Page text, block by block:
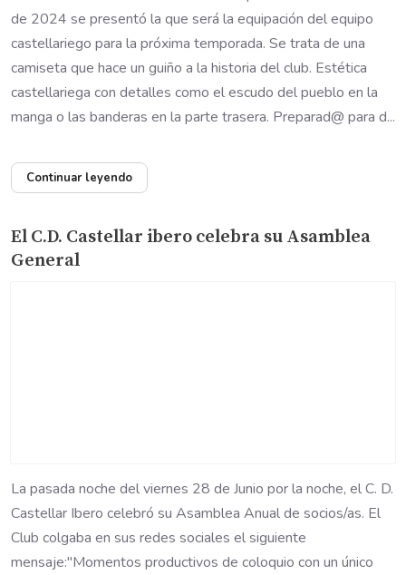
de 2024 se presentó la que será la equipación del equipo
castellariego para la próxima temporada. Se trata de una
camiseta que hace un guiño a la historia del club. Estética
castellariega con detalles como el escudo del pueblo en la
manga o las banderas en la parte trasera. Preparad@ para d...
Continuar leyendo
El C.D. Castellar ibero celebra su Asamblea
General
La pasada noche del viernes 28 de Junio por la noche, el C. D.
Castellar Ibero celebró su Asamblea Anual de socios/as. El
Club colgaba en sus redes sociales el siguiente
mensaje:"Momentos productivos de coloquio con un único